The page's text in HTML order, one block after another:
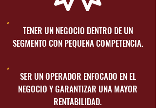
TENER UN NEGOCIO DENTRO DE UN
SEGMENTO CON PEQUENA COMPETENCIA.
SER UN OPERADOR ENFOCADO EN EL
NEGOCIO Y GARANTIZAR UNA MAYOR
RENTABILIDAD.